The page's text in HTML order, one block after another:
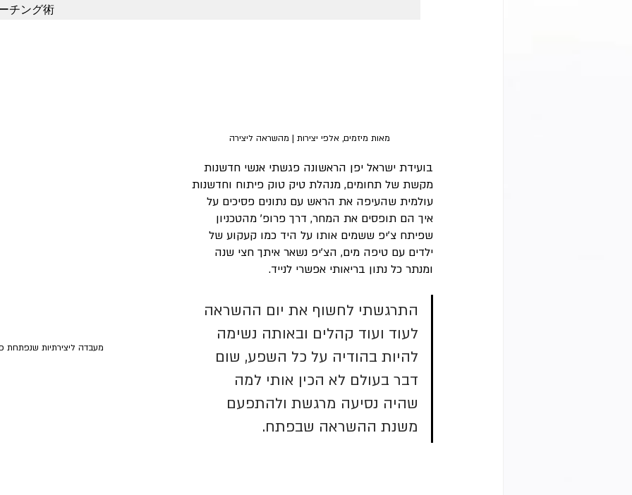
מאות מיזמים, אלפי יצירות | מהשראה ליצירה
チング術
מעבדה ליצירתיות שנפתחת
בועידת ישראל יפן הראשונה פגשתי אנשי חדשנות
מקשת של תחומים, מנהלת טיק טוק פיתוח וחדשנות
עולמית שהעיפה את הראש עם נתונים פסיכים על
איך הם תופסים את המחר, דרך פרופ' מהטכניון
שפיתח צ'יפ ששמים אותו על היד כמו קעקוע של
ילדים עם טיפה מים, הצ'יפ נשאר איתך חצי שנה
ומנתר כל נתון בריאותי אפשרי לנייד.
התרגשתי לחשוף את יום ההשראה
לעוד ועוד קהלים ובאותה נשימה
להיות בהודיה על כל השפע, שום
דבר בעולם לא הכין אותי למה
שהיה נסיעה מרגשת ולהתפעם
משנת ההשראה שבפתח.